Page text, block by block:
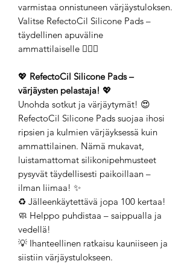
varmistaa onnistuneen värjäystuloksen.
Valitse RefectoCil Silicone Pads –
täydellinen apuväline
ammattilaiselle 💁‍♀️✨
💖 RefectoCil Silicone Pads –
värjäysten pelastaja! 💖
Unohda sotkut ja värjäytymät! 😍
RefectoCil Silicone Pads suojaa ihosi
ripsien ja kulmien värjäyksessä kuin
ammattilainen. Nämä mukavat,
luistamattomat silikonipehmusteet
pysyvät täydellisesti paikoillaan –
ilman liimaa! ✨
♻️ Jälleenkäytettävä jopa 100 kertaa!
🧼 Helppo puhdistaa – saippualla ja
vedellä!
💡 Ihanteellinen ratkaisu kauniiseen ja
siistiin värjäystulokseen.